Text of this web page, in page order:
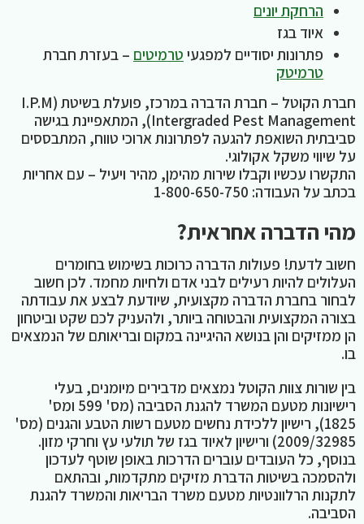
הרחקת יונים
איוד בגז
פתרונות יסודיים למפגעי טרמיטים – בעזרת חברת
טרמיטק
חברת הקוטל – חברת הדברה במרכז, פועלת בשיטת I.P.M)
Intergraded Pest Management), המתאפיינת בגישה
סביבתית השואפת להגעה לפתרונות ארוכי טווח, המתבססים
על שיווי משקל אקולוגי.
התקשרו עכשיו וקבלו שירות מהימן, מהיר ויעיל – עם אחריות
בכתב על העבודה: 1-800-650-750
מהי הדברה אחראית?
חשוב לדעת! פעולות הדברה כרוכות בשימוש בחומרים
העלולים להיות רעילים לבני אדם ולחיות מחמד. לכן חשוב
לבחור בחברת הדברה מקצועית, שיודעת לבצע את עבודתה
בצורה המקצועית והבטוחה ביותר, ולהעניק לכם שקט וביטחון
הן ממזיקים והן בנושא ההיגיינה במקום ובריאותם של הנמצאים
בו.
בין שורות צוות הקוטל נמצאים מדבירים מיומנים, בעלי
רישיונות מטעם המשרד להגנת הסביבה (מס' 599 ומס'
1825), רישיון ללכידת נחשים מטעם רשות הטבע והגנים (מס'
2009/32985) ורישיון לאיוד בגז של תולעי עץ וחרקי מזון.
בנוסף, כל העובדים עוברים הדרכות באופן שוטף לעדכון
ולהסמכה בשיטות הדברת מזיקים מתקדמות, ובהתאם
לתקנות הרלוונטיות מטעם משרד הבריאות והמשרד להגנת
הסביבה.